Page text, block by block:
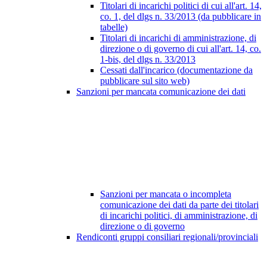
Titolari di incarichi politici di cui all'art. 14,
co. 1, del dlgs n. 33/2013 (da pubblicare in
tabelle)
Titolari di incarichi di amministrazione, di
direzione o di governo di cui all'art. 14, co.
1-bis, del dlgs n. 33/2013
Cessati dall'incarico (documentazione da
pubblicare sul sito web)
Sanzioni per mancata comunicazione dei dati
Sanzioni per mancata o incompleta
comunicazione dei dati da parte dei titolari
di incarichi politici, di amministrazione, di
direzione o di governo
Rendiconti gruppi consiliari regionali/provinciali